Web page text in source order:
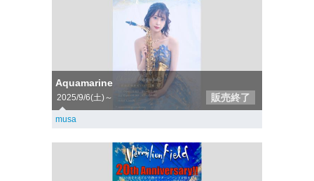
Aquamarine
2025/9/6(土)～ 販売終了
musa